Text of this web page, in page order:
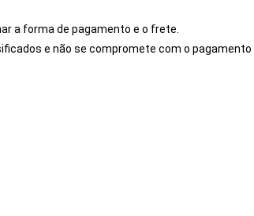
a forma de pagamento e o frete.
e não se compromete com o pagamento